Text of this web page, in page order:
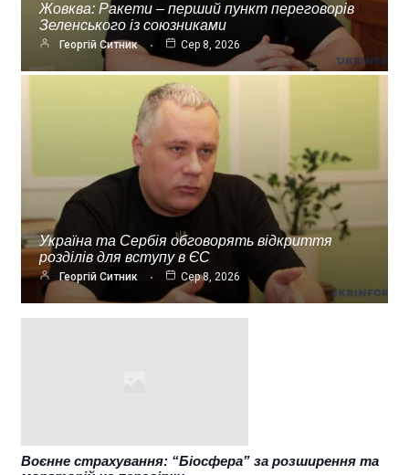
Жовква: Ракети – перший пункт переговорів
Зеленського із союзниками
Георгій Ситник Сер 8, 2026
Україна та Сербія обговорять відкриття
розділів для вступу в ЄС
Георгій Ситник Сер 8, 2026
Воєнне страхування: “Біосфера” за розширення та